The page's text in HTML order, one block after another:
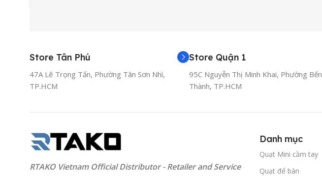
Store Tân Phú
47A Lê Trọng Tấn, Phường Tân Sơn Nhì,
TP.HCM
Store Quận 1
95C Nguyễn Thị Minh Khai, Phường Bến
Thành, TP.HCM
RTAKO Vietnam Official Distributor - Retailer and Service
Danh mục
Quạt Mini cầm tay
Quạt để bàn